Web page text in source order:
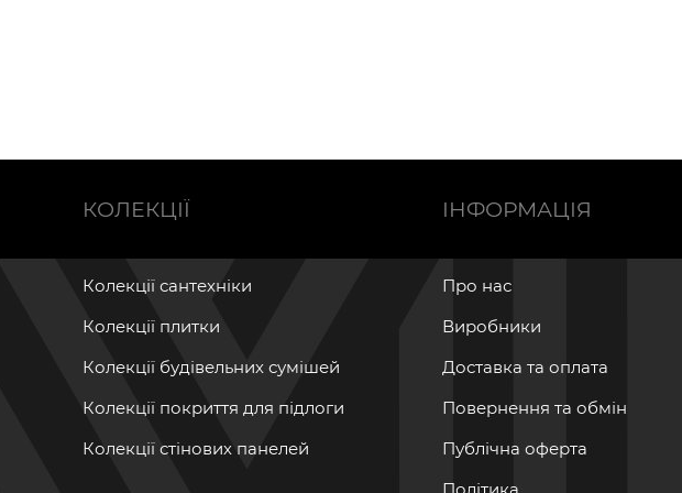
КОЛЕКЦІЇ
Колекції сантехніки
Колекції плитки
Колекції будівельних сумішей
Колекції покриття для підлоги
Колекції стінових панелей
ІНФОРМАЦІЯ
Про нас
Виробники
Доставка та оплата
Повернення та обмін
Публічна оферта